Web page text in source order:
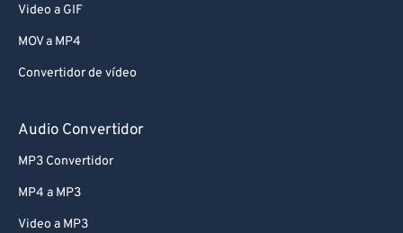
Video a GIF
MOV a MP4
Convertidor de vídeo
Audio Convertidor
MP3 Convertidor
MP4 a MP3
Video a MP3